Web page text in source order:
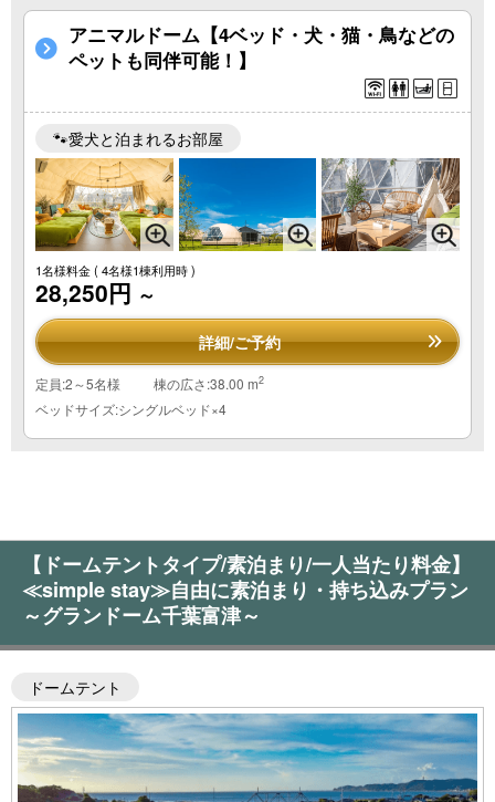
アニマルドーム【4ベッド・犬・猫・鳥などの
ペットも同伴可能！】
🐾愛犬と泊まれるお部屋
1名様料金( 4名様1棟利用時 )
28,250円 ～
詳細/ご予約
定員:2～5名様 棟の広さ:38.00 m2
ベッドサイズ:シングルベッド×4
【ドームテントタイプ/素泊まり/一人当たり料金】
≪simple stay≫自由に素泊まり・持ち込みプラン
～グランドーム千葉富津～
ドームテント